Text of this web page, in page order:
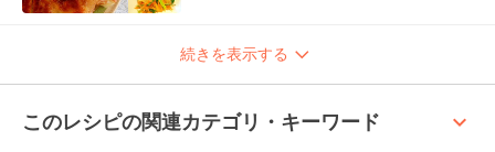
続きを表示する
このレシピの関連カテゴリ・キーワード keyboard_arrow_up